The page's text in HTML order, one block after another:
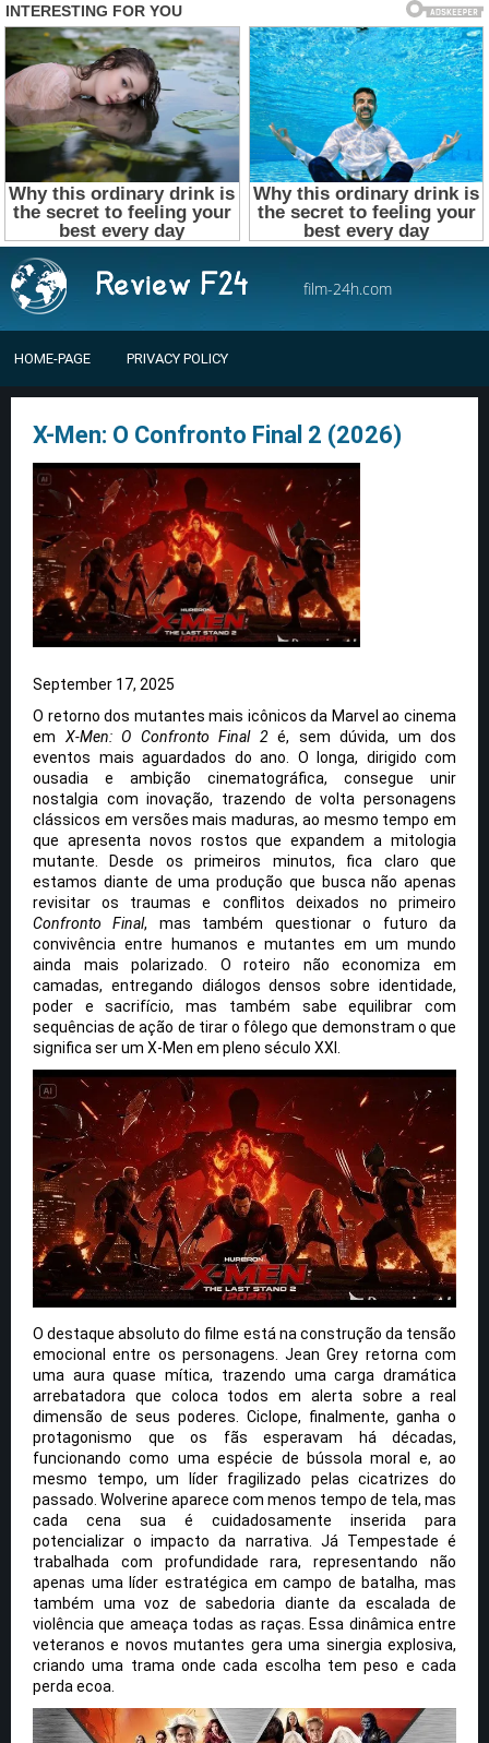
film-24h.com
HOME-PAGE PRIVACY POLICY
X-Men: O Confronto Final 2 (2026)
September 17, 2025
O retorno dos mutantes mais icônicos da Marvel ao cinema
em X-Men: O Confronto Final 2é, sem dúvida, um dos
eventos mais aguardados do ano. O longa, dirigido com
ousadia e ambição cinematográfica, consegue unir
nostalgia com inovação, trazendo de volta personagens
clássicos em versões mais maduras, ao mesmo tempo em
que apresenta novos rostos que expandem a mitologia
mutante. Desde os primeiros minutos, fica claro que
estamos diante de uma produção que busca não apenas
revisitar os traumas e conflitos deixados no primeiro
Confronto Final, mas também questionar o futuro da
convivência entre humanos e mutantes em um mundo
ainda mais polarizado. O roteiro não economiza em
camadas, entregando diálogos densos sobre identidade,
poder e sacrifício, mas também sabe equilibrar com
sequências de ação de tirar o fôlego que demonstram o que
significa ser um X-Men em pleno século XXI.
O destaque absoluto do filme está na construção da tensão
emocional entre os personagens. Jean Grey retorna com
uma aura quase mítica, trazendo uma carga dramática
arrebatadora que coloca todos em alerta sobre a real
dimensão de seus poderes. Ciclope, finalmente, ganha o
protagonismo que os fãs esperavam há décadas,
funcionando como uma espécie de bússola moral e, ao
mesmo tempo, um líder fragilizado pelas cicatrizes do
passado. Wolverine aparece com menos tempo de tela, mas
cada cena sua é cuidadosamente inserida para
potencializar o impacto da narrativa. Já Tempestade é
trabalhada com profundidade rara, representando não
apenas uma líder estratégica em campo de batalha, mas
também uma voz de sabedoria diante da escalada de
violência que ameaça todas as raças. Essa dinâmica entre
veteranos e novos mutantes gera uma sinergia explosiva,
criando uma trama onde cada escolha tem peso e cada
perda ecoa.